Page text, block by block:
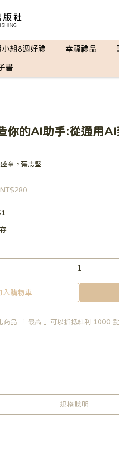
小組8週好禮 幸福禮品
書
你的AI助手:從通用
章，蔡志堅
NT$280
入購物車
商品 「 最高 」可以折抵紅利 1000
規格說明